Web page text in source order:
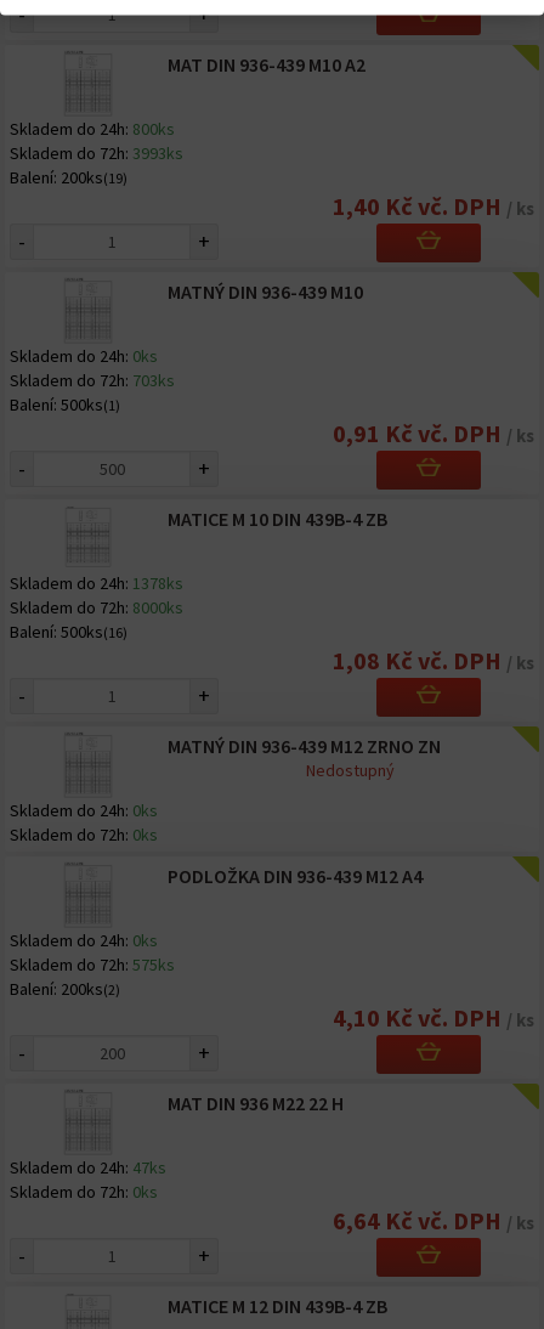
- +
MAT DIN 936-439 M10 A2
Skladem do 24h: 800ks
Skladem do 72h: 3993ks
Balení: 200ks(19)
1,40 Kč vč. DPH / ks
- +
MATNÝ DIN 936-439 M10
Skladem do 24h: 0ks
Skladem do 72h: 703ks
Balení: 500ks(1)
0,91 Kč vč. DPH / ks
- +
MATICE M 10 DIN 439B-4 ZB
Skladem do 24h: 1378ks
Skladem do 72h: 8000ks
Balení: 500ks(16)
1,08 Kč vč. DPH / ks
- +
MATNÝ DIN 936-439 M12 ZRNO ZN
Skladem do 24h: 0ks
Skladem do 72h: 0ks
Nedostupný
PODLOŽKA DIN 936-439 M12 A4
Skladem do 24h: 0ks
Skladem do 72h: 575ks
Balení: 200ks(2)
4,10 Kč vč. DPH / ks
- +
MAT DIN 936 M22 22 H
Skladem do 24h: 47ks
Skladem do 72h: 0ks
6,64 Kč vč. DPH / ks
- +
MATICE M 12 DIN 439B-4 ZB